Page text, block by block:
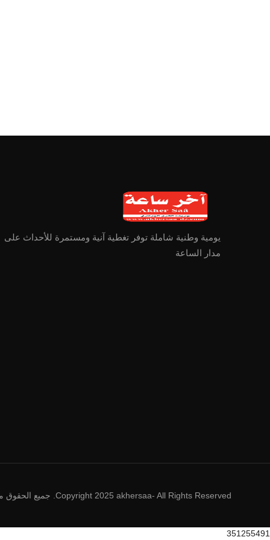
يومية وطنية شاملة توفر تغطية آنية ومستمرة للأحداث على
مدار الساعة
Copyright 2025 akhersaa- All Rights Reserved. جميع الحقوق محفوظة © 2025 أخر ساعة
351255491